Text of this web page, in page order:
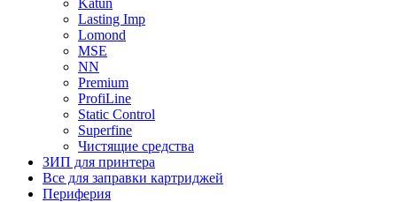
Katun
Lasting Imp
Lomond
MSE
NN
Premium
ProfiLine
Static Control
Superfine
Чистящие средства
ЗИП для принтера
Все для заправки картриджей
Периферия